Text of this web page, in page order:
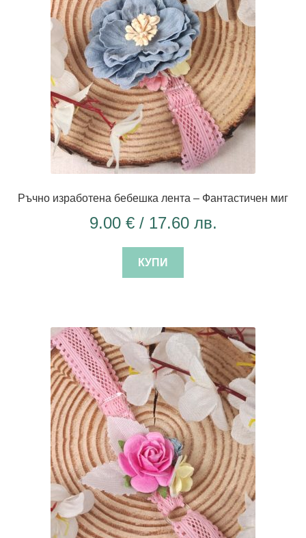
Ръчно изработена бебешка лента – Фантастичен миг
9.00 €/ 17.60 лв.
КУПИ